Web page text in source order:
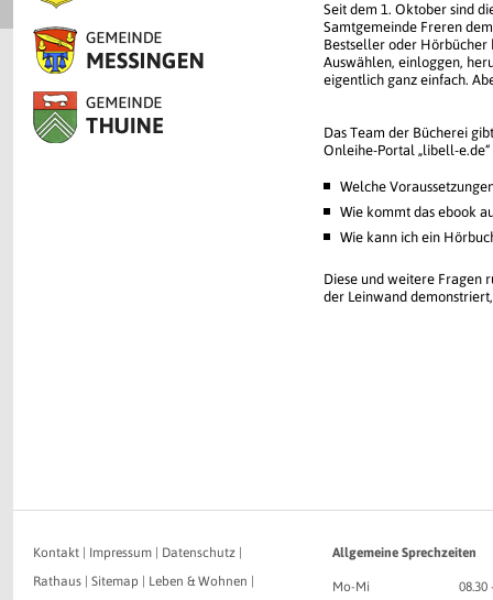
Seit dem 1. Oktober sind
Samtgemeinde Freren
Bestseller oder Hörbücher
Auswählen, einloggen,
eigentlich ganz einfach.
Das Team der Bücherei
Onleihe-Portal „libell-
Welche
Wie kommt das ebook
Wie kann ich ein
Diese und weitere Fragen
der Leinwand
Kontakt Impressum Datenschutz
Rathaus
Sitemap Leben & Wohnen
Allgemeine Sprechzeiten
Mo-Mi
08.30